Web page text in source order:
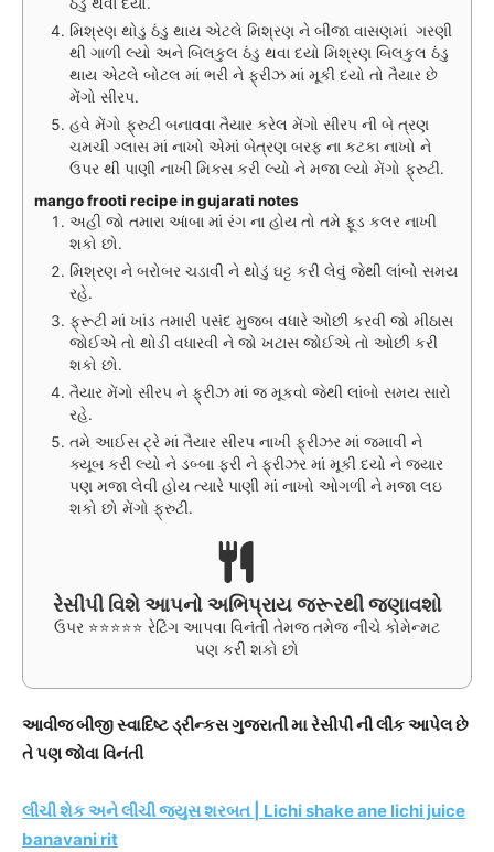
મિશ્રણ થોડુ ઠંડુ થાય એટલે મિશ્રણ ને બીજા વાસણમાં ગરણી
થી ગાળી લ્યો અને બિલકુલ ઠંડુ થવા દયો મિશ્રણ બિલકુલ ઠંડુ
થાય એટલે બોટલ માં ભરી ને ફ્રીઝ માં મૂકી દયો તો તૈયાર છે
મેંગો સીરપ.
હવે મેંગો ફ્રુટી બનાવવા તૈયાર કરેલ મેંગો સીરપ ની બે ત્રણ
ચમચી ગ્લાસ માં નાખો એમાં બેત્રણ બરફ ના કટકા નાખો ને
ઉપર થી પાણી નાખી મિક્સ કરી લ્યો ને મજા લ્યો મેંગો ફ્રુટી.
mango frooti recipe in gujarati notes
અહી જો તમારા આંબા માં રંગ ના હોય તો તમે ફૂડ કલર નાખી
શકો છો.
મિશ્રણ ને બરોબર ચડાવી ને થોડું ઘટ્ટ કરી લેવું જેથી લાંબો સમય
રહે.
ફ્રૂટી માં ખાંડ તમારી પસંદ મુજબ વધારે ઓછી કરવી જો મીઠાસ
જોઈએ તો થોડી વધારવી ને જો ખટાસ જોઈએ તો ઓછી કરી
શકો છો.
તૈયાર મેંગો સીરપ ને ફ્રીઝ માં જ મૂકવો જેથી લાંબો સમય સારો
રહે.
તમે આઈસ ટ્રે માં તૈયાર સીરપ નાખી ફ્રીઝર માં જમાવી ને
ક્યૂબ કરી લ્યો ને ડબ્બા ફરી ને ફ્રીઝર માં મૂકી દયો ને જ્યાર
પણ મજા લેવી હોય ત્યારે પાણી માં નાખો ઓગળી ને મજા લઇ
શકો છો મેંગો ફ્રુટી.
રેસીપી વિશે આપનો અભિપ્રાય જરૂરથી જણાવશો
ઉપર ⭐⭐⭐⭐⭐ રેટિંગ આપવા વિનંતી તેમજ તમેજ નીચે કોમેન્મટ
પણ કરી શકો છો
આવીજ બીજી સ્વાદિષ્ટ ડ્રીન્કસ ગુજરાતી મા રેસીપી ની લીંક આપેલ છે
તે પણ જોવા વિનંતી
લીચી શેક અને લીચી જ્યુસ શરબત | Lichi shake ane lichi juice
banavani rit